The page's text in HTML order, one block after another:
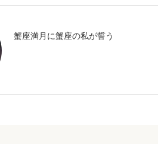
蟹座満月に蟹座の私が誓う